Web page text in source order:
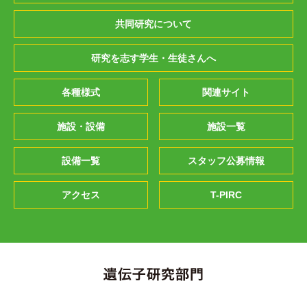
共同研究について
研究を志す学生・生徒さんへ
各種様式 関連サイト
施設・設備 施設一覧
設備一覧 スタッフ公募情報
アクセス T-PIRC